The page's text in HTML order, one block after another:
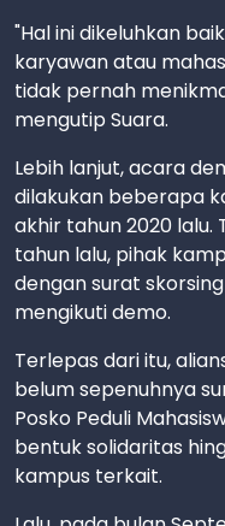
"Hal ini dikeluhkan
karyawan atau
tidak pernah
mengutip Suara.
Lebih lanjut, acara
dilakukan beberapa
akhir tahun 2020
tahun lalu, pihak
dengan surat
mengikuti demo.
Terlepas dari itu,
belum sepenuhnya
Posko Peduli
bentuk solidaritas
kampus terkait.